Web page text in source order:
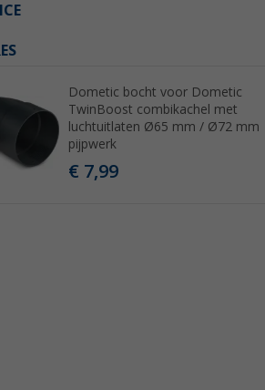
Dometic bocht voor Dometic
TwinBoost combikachel met
luchtuitlaten Ø65 mm / Ø72 mm
pijpwerk
€ 7,99
65 mm
5,99€